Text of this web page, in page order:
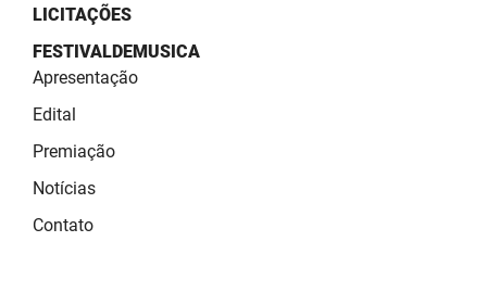
LICITAÇÕES
FESTIVALDEMUSICA
Apresentação
Edital
Premiação
Notícias
Contato